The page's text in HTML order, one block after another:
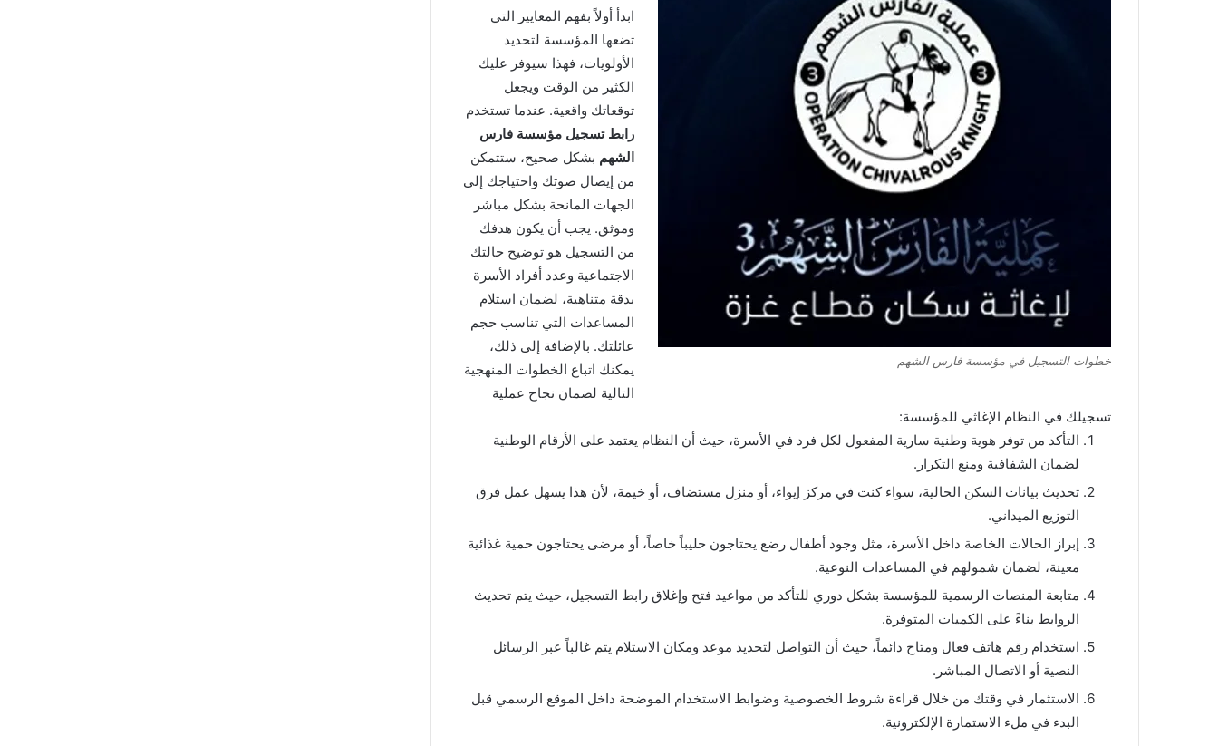
خطوات التسجيل في مؤسسة فارس الشهم
ابدأ أولاً بفهم المعايير التي
تضعها المؤسسة لتحديد
الأولويات، فهذا سيوفر عليك
الكثير من الوقت ويجعل
توقعاتك واقعية. عندما تستخدم
رابط تسجيل مؤسسة فارس
الشهم بشكل صحيح، ستتمكن
من إيصال صوتك واحتياجك إلى
الجهات المانحة بشكل مباشر
وموثق. يجب أن يكون هدفك
من التسجيل هو توضيح حالتك
الاجتماعية وعدد أفراد الأسرة
بدقة متناهية، لضمان استلام
المساعدات التي تناسب حجم
عائلتك. بالإضافة إلى ذلك،
يمكنك اتباع الخطوات المنهجية
التالية لضمان نجاح عملية
تسجيلك في النظام الإغاثي للمؤسسة:
التأكد من توفر هوية وطنية سارية المفعول لكل فرد في الأسرة، حيث أن النظام يعتمد على الأرقام الوطنية
لضمان الشفافية ومنع التكرار.
تحديث بيانات السكن الحالية، سواء كنت في مركز إيواء، أو منزل مستضاف، أو خيمة، لأن هذا يسهل عمل فرق
التوزيع الميداني.
إبراز الحالات الخاصة داخل الأسرة، مثل وجود أطفال رضع يحتاجون حليباً خاصاً، أو مرضى يحتاجون حمية غذائية
معينة، لضمان شمولهم في المساعدات النوعية.
متابعة المنصات الرسمية للمؤسسة بشكل دوري للتأكد من مواعيد فتح وإغلاق رابط التسجيل، حيث يتم تحديث
الروابط بناءً على الكميات المتوفرة.
استخدام رقم هاتف فعال ومتاح دائماً، حيث أن التواصل لتحديد موعد ومكان الاستلام يتم غالباً عبر الرسائل
النصية أو الاتصال المباشر.
الاستثمار في وقتك من خلال قراءة شروط الخصوصية وضوابط الاستخدام الموضحة داخل الموقع الرسمي قبل
البدء في ملء الاستمارة الإلكترونية.